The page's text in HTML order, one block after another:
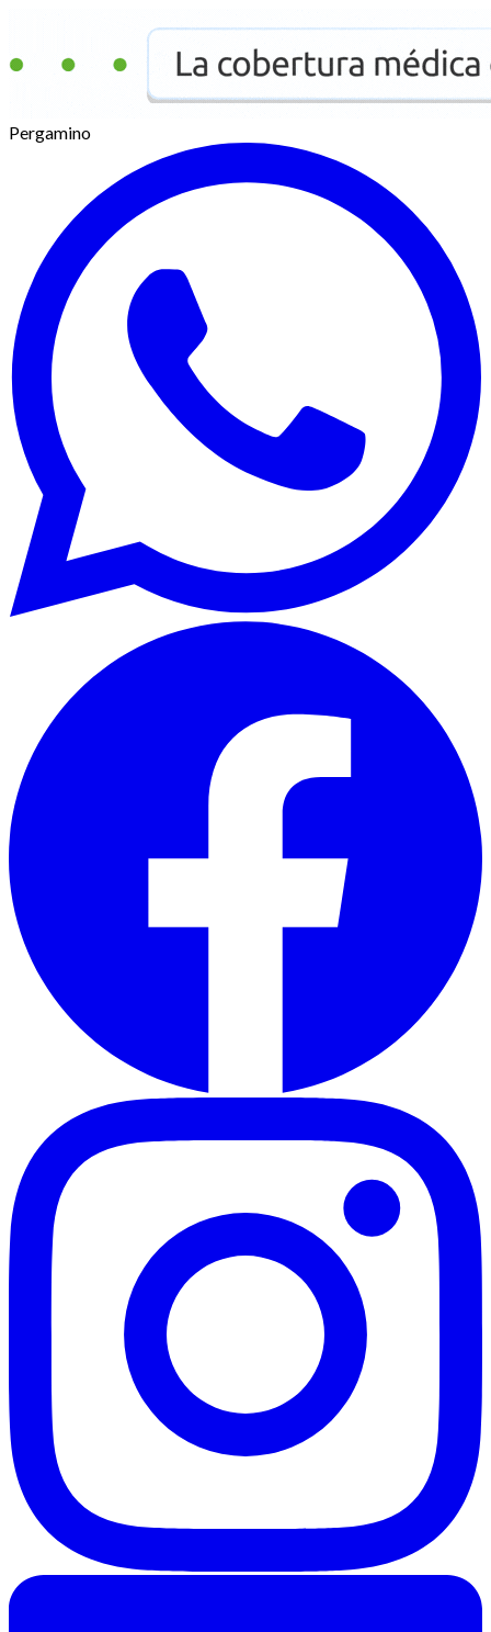
Pergamino